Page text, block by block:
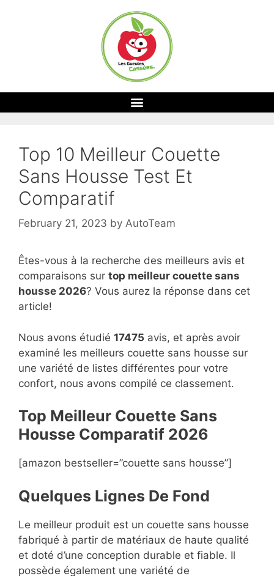
Top 10 Meilleur Couette
Sans Housse Test Et
Comparatif
February 21, 2023 by AutoTeam
Êtes-vous à la recherche des meilleurs avis et
comparaisons sur top meilleur couette sans
housse 2026? Vous aurez la réponse dans cet
article!
Nous avons étudié 17475 avis, et après avoir
examiné les meilleurs couette sans housse sur
une variété de listes différentes pour votre
confort, nous avons compilé ce classement.
Top Meilleur Couette Sans
Housse Comparatif 2026
[amazon bestseller=”couette sans housse”]
Quelques Lignes De Fond
Le meilleur produit est un couette sans housse
fabriqué à partir de matériaux de haute qualité
et doté d’une conception durable et fiable. Il
possède également une variété de